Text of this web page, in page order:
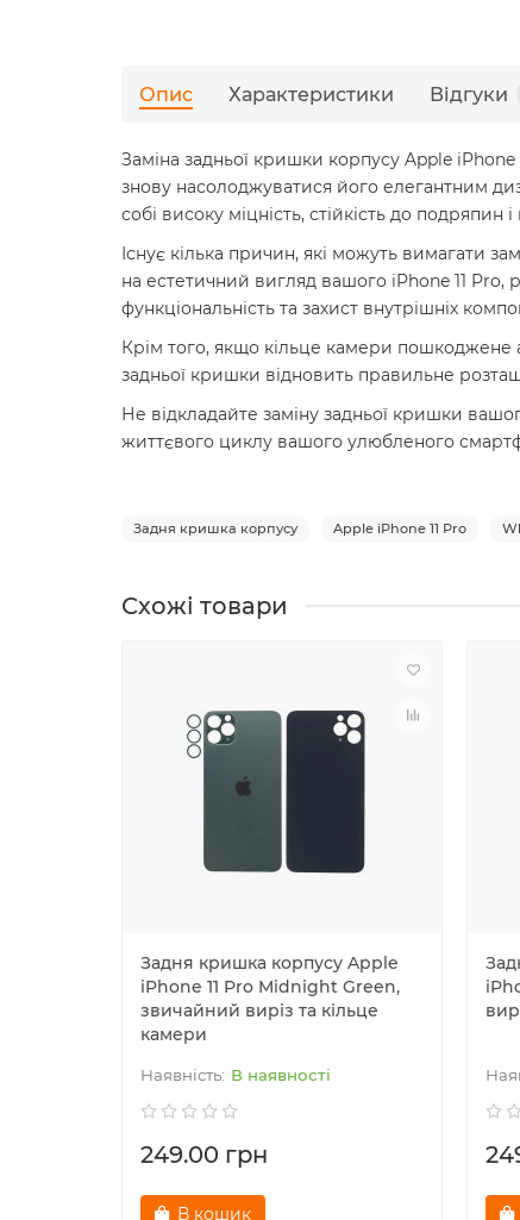
Опис Характеристики Відгуки
Заміна задньої кришки корпусу Apple
знову насолоджуватися його елегантним
собі високу міцність, стійкість до
Існує кілька причин, які можуть вимагати
на естетичний вигляд вашого iPhone 11
функціональність та захист внутрішніх
Крім того, якщо кільце камери пошкоджене
задньої кришки відновить правильне
Не відкладайте заміну задньої кришки
життєвого циклу вашого улюбленого
Задня кришка корпусу Apple iPhone 11 Pro
Схожі товари
Задня кришка корпусу Apple
iPhone 11 Pro Midnight Green,
звичайний виріз та кільце
камери
В наявності
249.00 грн
В кошик